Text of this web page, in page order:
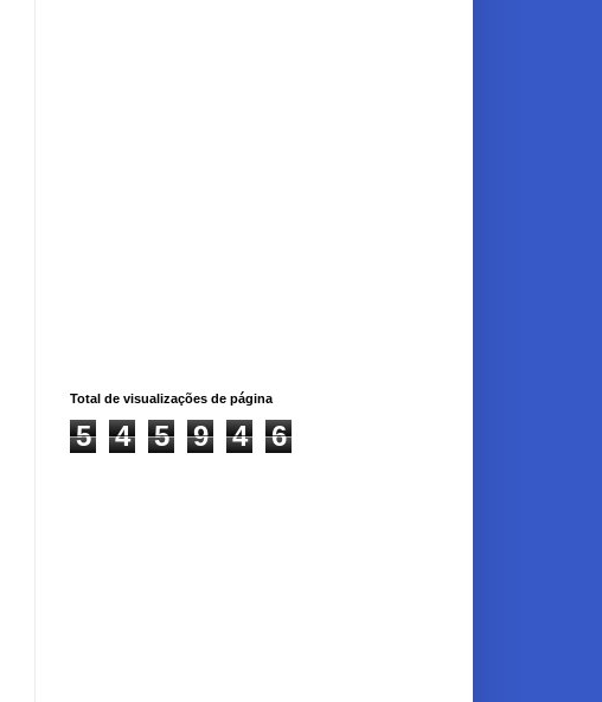
Total de visualizações de página
5 4 5 9 4 6